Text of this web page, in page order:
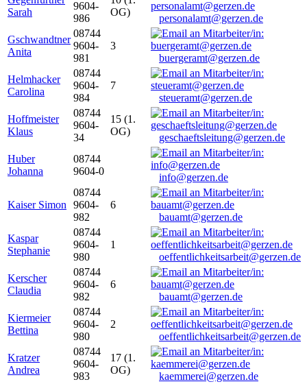
Sarah
9604-
986
OG)
personalamt@gerzen.de
Gschwandtner
Anita
08744
9604-
981
3
buergeramt@gerzen.de
Helmhacker
Carolina
08744
9604-
984
7
steueramt@gerzen.de
Hoffmeister
Klaus
08744
9604-
34
15 (1.
OG)
geschaeftsleitung@gerzen.de
Huber
Johanna
08744
9604-0
info@gerzen.de
Kaiser Simon
08744
9604-
982
6
bauamt@gerzen.de
Kaspar
Stephanie
08744
9604-
980
1
oeffentlichkeitsarbeit@gerzen.de
Kerscher
Claudia
08744
9604-
982
6
bauamt@gerzen.de
Kiermeier
Bettina
08744
9604-
980
2
oeffentlichkeitsarbeit@gerzen.de
Kratzer
Andrea
08744
9604-
983
17 (1.
OG)
kaemmerei@gerzen.de